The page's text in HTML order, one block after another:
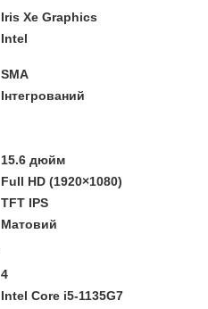
Iris Xe Graphics
Intel
SMA
Інтегрований
15.6 дюйм
Full HD (1920×1080)
TFT IPS
Матовий
4
Intel Core i5-1135G7